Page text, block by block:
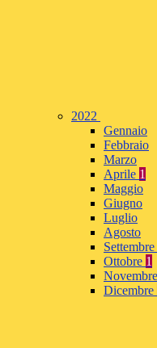
2022
Gennaio
Febbraio
Marzo
Aprile 1
Maggio
Giugno
Luglio
Agosto
Settembre
Ottobre 1
Novembre
Dicembre